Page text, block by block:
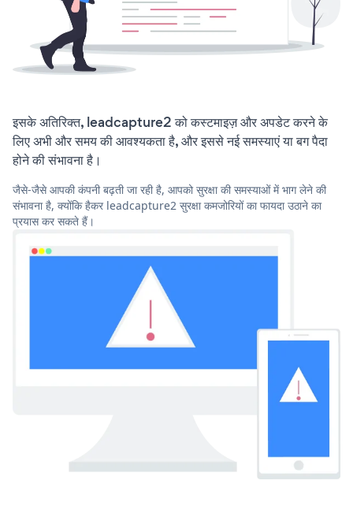
इसके अतिरिक्त, leadcapture2 को कस्टमाइज़ और अपडेट करने के
लिए अभी और समय की आवश्यकता है, और इससे नई समस्याएं या बग पैदा
होने की संभावना है।
जैसे-जैसे आपकी कंपनी बढ़ती जा रही है, आपको सुरक्षा की समस्याओं में भाग लेने की
संभावना है, क्योंकि हैकर leadcapture2 सुरक्षा कमजोरियों का फायदा उठाने का
प्रयास कर सकते हैं।